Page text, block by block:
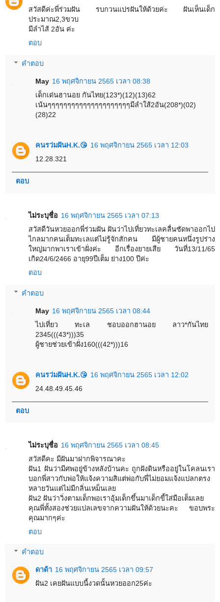
สวัสดีค่ะพี่ร่วมฝัน รบกวนแปรฝันให้ด้วยค่ะ ฝันเห็นเด็ก
ประมาณ2,3ขวบ
มีลำไส้ 2อัน ค่ะ
ตอบ
คำตอบ
May 16 พฤศจิกายน 2565 เวลา 08:38
เด็กเด่นฮานอย กันไทย(123*)(12)(13)62
เน้นๆๆๆๆๆๆๆๆๆๆๆๆๆๆๆๆๆๆๆๆๆมีลำใส้2อัน(208*)(02)
(28)22
คนรว่มฝันH.K.😘 16 พฤศจิกายน 2565 เวลา 12:03
12.28.321
ตอบ
ไม่ระบุชื่อ 16 พฤศจิกายน 2565 เวลา 07:13
สวัสดีวันหวยออกพี่ร่วมฝัน ฝันว่าไปเที่ยวทะเลคลื่นซัดพาออกไป
ไกลมากคนเต็มทะเลแต่ไม่รู้จักสักคน มีผู้ชายคนหนึ่งรูปร่าง
ใหญ่มากพาเราเข้าฝั่งค่ะ อีกเรื่องยายเสีย วันที่13/11/65
เกิด24/6/2466 อายุ99ปีเต็ม ย่าง100 ปีค่ะ
ตอบ
คำตอบ
May 16 พฤศจิกายน 2565 เวลา 08:44
ไปเที่ยว ทะเล ชอบออกฮานอย ลาว*กันไทย
2345(((43*)))35
ผู้ชายช่วยเข้าฝั่ง160(((42*)))16
คนรว่มฝันH.K.😘 16 พฤศจิกายน 2565 เวลา 12:02
24.48.49.45.46
ตอบ
ไม่ระบุชื่อ 16 พฤศจิกายน 2565 เวลา 08:45
สวัสดีคะ มีฝันมาฝากพิจารณาคะ
ฝัน1 ฝันว่ามีศพอยู่ข้างหลังบ้านคะ ถูกฝังดินหรืออยู่ในโคลนเรา
บอกพี่สาวกับพ่อให้แจ้งความสิแต่พ่อกับพี่ไม่ยอมแจ้งแปลกตรง
หลายวันแต่ไม่มีกลิ่นเหม็นเลย
ฝัน2 ฝันว่าวิ่งตามเด็กพอเราอุ้มเด็กขึ้นมาเด็กขี้ใส่มือเต็มเลย
คุณพี่ทั้งสองช่วยแปลเลขจากความฝันให้ด้วยนะคะ ขอบพระ
คุณมากๆค่ะ
ตอบ
คำตอบ
ดาด้า 16 พฤศจิกายน 2565 เวลา 09:57
ฝัน2 เคยฝันแบบนี้งวดนั้นหวยออก25ค่ะ